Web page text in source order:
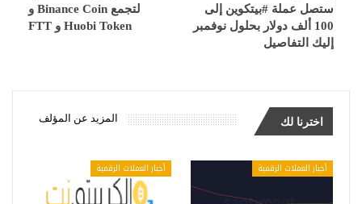
ستصل عملة #بيتكوين إلى
100 ألف دولار بحلول نوفمبر
إليك التفاصيل
لتجمع Binance Coin و
Huobi Token و FTT
اخترنا لك المزيد عن المؤلف
أخبار العملات الرقمية أخبار العملات الرقمية